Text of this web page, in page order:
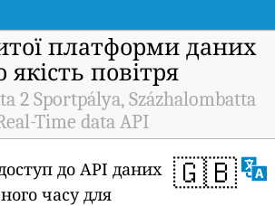
платформи даних
якість повітря
2 Sportpálya, Százhalombatta
Time data API
🇬🇧
до API даних
часу для